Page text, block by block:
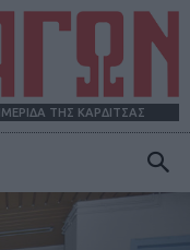
ΤΗΣ ΚΑΡΔΙΤΣΑΣ